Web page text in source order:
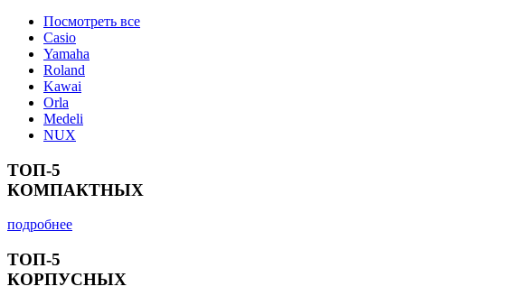
Посмотреть все
Casio
Yamaha
Roland
Kawai
Orla
Medeli
NUX
ТОП-5
КОМПАКТНЫХ
подробнее
ТОП-5
КОРПУСНЫХ